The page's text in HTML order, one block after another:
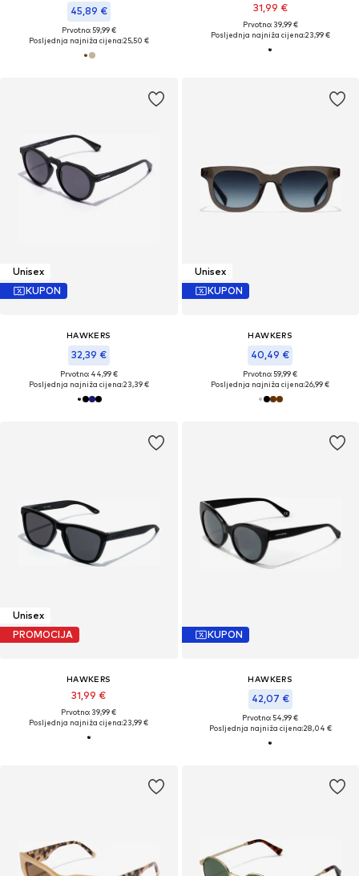
45,89 €
Prvotno: 59,99 €
Posljednja najniža cijena:25,50 €
31,99 €
Prvotno: 39,99 €
Posljednja najniža cijena:23,99 €
Unisex
KUPON
HAWKERS
32,39 €
Prvotno: 44,99 €
Posljednja najniža cijena:23,39 €
Unisex
KUPON
HAWKERS
40,49 €
Prvotno: 59,99 €
Posljednja najniža cijena:26,99 €
Unisex
PROMOCIJA
HAWKERS
31,99 €
Prvotno: 39,99 €
Posljednja najniža cijena:23,99 €
KUPON
HAWKERS
42,07 €
Prvotno: 54,99 €
Posljednja najniža cijena:28,04 €